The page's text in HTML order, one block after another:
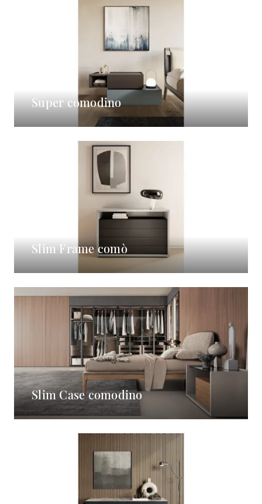
Super comodino
Slim Frame comò
Slim Case comodino